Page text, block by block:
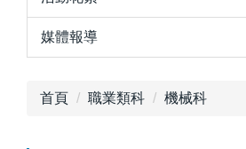
媒體報導
首頁 職業類科 機械科